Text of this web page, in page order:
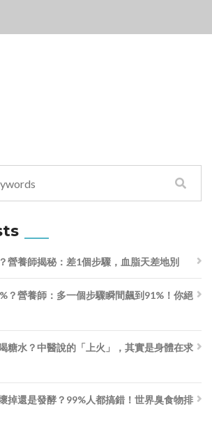
營養師揭秘：差1個步驟，血脂天差地別
？營養師：多一個步驟瞬間飆到91%！你絕
糖水？中醫說的「上火」，其實是身體在求
掉還是發酵？99%人都搞錯！世界臭食物排